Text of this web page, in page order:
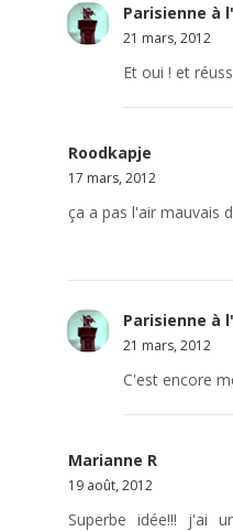
Parisienne à
21 mars, 2012
Et oui ! et
Roodkapje
17 mars, 2012
ça a pas l'air mauvais
Parisienne à
21 mars, 2012
C'est encore
Marianne R
19 août, 2012
Superbe idée!!! j'ai